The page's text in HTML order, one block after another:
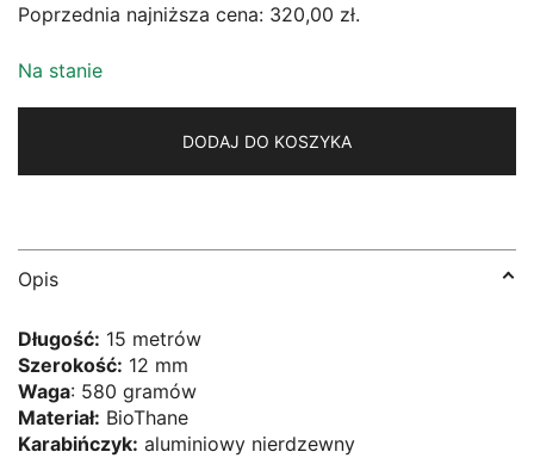
wynosiła:wynosi:
Poprzednia najniższa cena: 320,00 zł.
Na stanie
DODAJ DO KOSZYKA
Opis
Długość: 15 metrów
Szerokość: 12 mm
Waga: 580 gramów
Materiał: BioThane
Karabińczyk: aluminiowy nierdzewny